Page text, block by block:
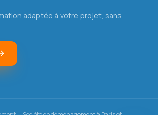
adaptée à votre projet, sans